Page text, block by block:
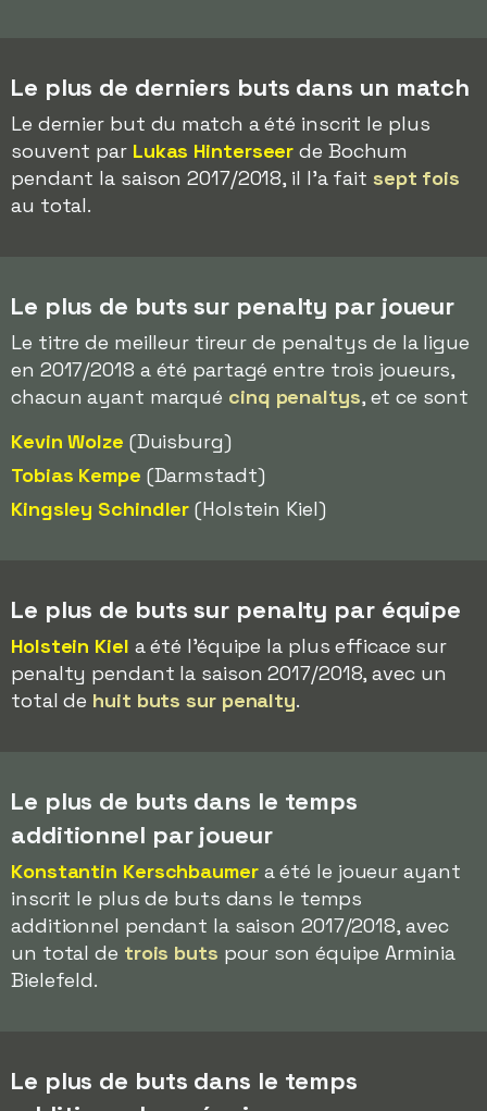
Le plus de derniers buts dans un match
Le dernier but du match a été inscrit le plus
souvent par Lukas Hinterseer de Bochum
pendant la saison 2017/2018, il l'a fait sept fois
au total.
Le plus de buts sur penalty par joueur
Le titre de meilleur tireur de penaltys de la ligue
en 2017/2018 a été partagé entre trois joueurs,
chacun ayant marqué cinq penaltys, et ce sont
Kevin Wolze (Duisburg)
Tobias Kempe (Darmstadt)
Kingsley Schindler (Holstein Kiel)
Le plus de buts sur penalty par équipe
Holstein Kiel a été l'équipe la plus efficace sur
penalty pendant la saison 2017/2018, avec un
total de huit buts sur penalty.
Le plus de buts dans le temps
additionnel par joueur
Konstantin Kerschbaumera été le joueur ayant
inscrit le plus de buts dans le temps
additionnel pendant la saison 2017/2018, avec
un total de trois buts pour son équipe Arminia
Bielefeld.
Le plus de buts dans le temps